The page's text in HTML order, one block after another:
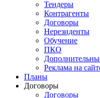
Тендеры
Контрагенты
Договоры
Нерезиденты
Обучение
ПКО
Реклама на
Планы
Договоры
Договоры